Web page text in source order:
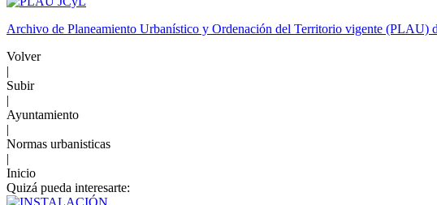
Archivo de Planeamiento Urbanístico y Ordenación del Territorio vigente (PLAU)
Volver
|
Subir
|
Ayuntamiento
|
Normas urbanisticas
|
Inicio
Quizá pueda interesarte: